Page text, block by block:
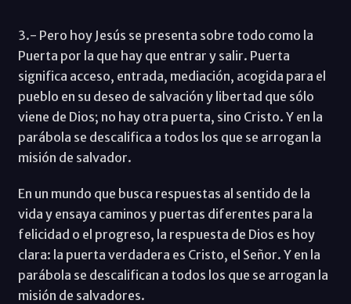
3.- Pero hoy Jesús se presenta sobre todo como la
Puerta por la que hay que entrar y salir. Puerta
significa acceso, entrada, mediación, acogida para el
pueblo en su deseo de salvación y libertad que sólo
viene de Dios; no hay otra puerta, sino Cristo. Y en la
parábola se descalifica a todos los que se arrogan la
misión de salvador.
En un mundo que busca respuestas al sentido de la
vida y ensaya caminos y puertas diferentes para la
felicidad o el progreso, la respuesta de Dios es hoy
clara: la puerta verdadera es Cristo, el Señor. Y en la
parábola se descalifican a todos los que se arrogan la
misión de salvadores.